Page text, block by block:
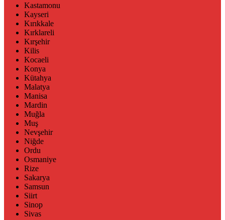
Kastamonu
Kayseri
Kırıkkale
Kırklareli
Kırşehir
Kilis
Kocaeli
Konya
Kütahya
Malatya
Manisa
Mardin
Muğla
Muş
Nevşehir
Niğde
Ordu
Osmaniye
Rize
Sakarya
Samsun
Siirt
Sinop
Sivas